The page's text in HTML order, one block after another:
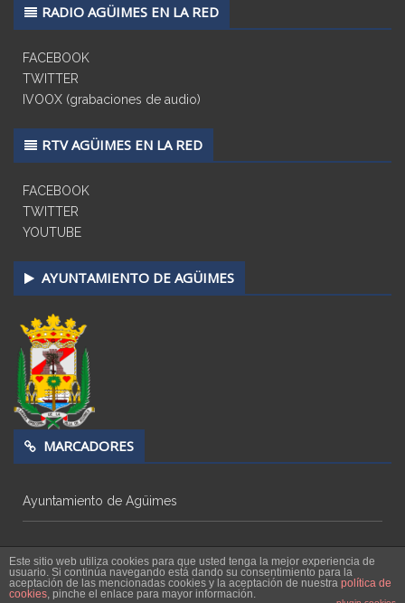
RADIO AGÜIMES EN LA RED
FACEBOOK
TWITTER
IVOOX (grabaciones de audio)
RTV AGÜIMES EN LA RED
FACEBOOK
TWITTER
YOUTUBE
AYUNTAMIENTO DE AGÜIMES
MARCADORES
Ayuntamiento de Agüimes
Este sitio web utiliza cookies para que usted tenga la mejor experiencia de
usuario. Si continúa navegando está dando su consentimiento para la
aceptación de las mencionadas cookies y la aceptación de nuestra política de
cookies, pinche el enlace para mayor información.